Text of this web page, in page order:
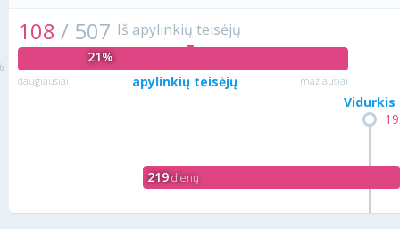
108 / 507 Iš apylinkių teisėjų
21%
daugiausiai apylinkių teisėjų mažiausiai
Vidurkis
219dienų